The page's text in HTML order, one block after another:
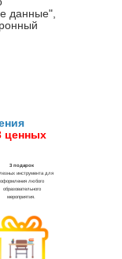
данные",
ценных